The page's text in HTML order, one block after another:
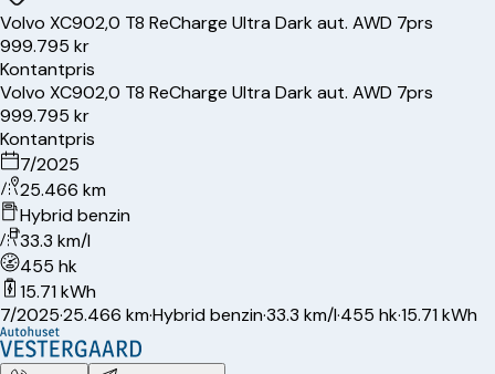
Volvo XC902,0 T8 ReCharge Ultra Dark aut. AWD 7prs
999.795 kr
Kontantpris
Volvo XC902,0 T8 ReCharge Ultra Dark aut. AWD 7prs
999.795 kr
Kontantpris
7/2025
25.466 km
Hybrid benzin
33.3 km/l
455 hk
15.71 kWh
7/2025·25.466 km·Hybrid benzin·33.3 km/l·455 hk·15.71 kWh